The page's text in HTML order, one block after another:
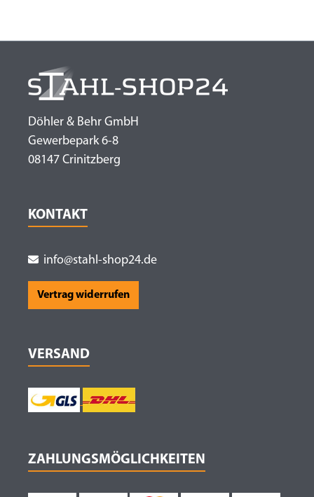
Döhler & Behr GmbH
Gewerbepark 6-8
08147 Crinitzberg
KONTAKT
info@stahl-shop24.de
Vertrag widerrufen
VERSAND
ZAHLUNGSMÖGLICHKEITEN